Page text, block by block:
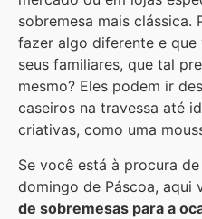
sobremesa mais clássica.
fazer algo diferente e que
seus familiares, que tal
mesmo? Eles podem ir
caseiros na travessa até
criativas, como uma
Se você está à procura
domingo de Páscoa, aqui
de sobremesas para a